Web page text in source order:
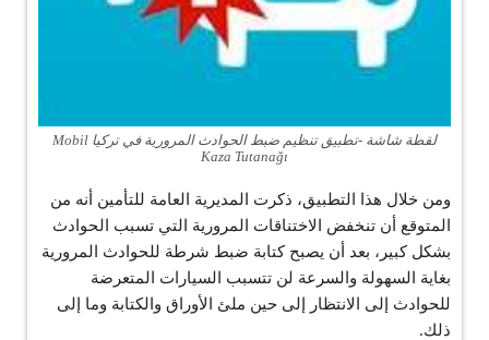
لقطة شاشة -تطبيق تنظيم ضبط الحوادث المرورية في تركيا Mobil
Kaza Tutanağı
ومن خلال هذا التطبيق، ذكرت المديرية العامة للتأمين أنه من
المتوقع أن تنخفض الاختناقات المرورية التي تسبب الحوادث
بشكل كبير، بعد أن يصبح كتابة ضبط شرطة للحوادث المرورية
بغاية السهولة والسرعة لن تتسبب السيارات المتعرضة
للحوادث إلى الانتظار إلى حين ملئ الأوراق والكتابة وما إلى
ذلك.